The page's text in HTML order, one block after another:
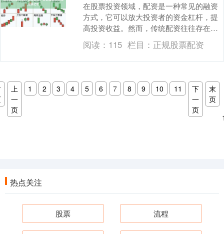
在股票投资领域，配资是一种常见的融资
方式，它可以放大投资者的资金杠杆，提
高投资收益。然而，传统配资往往存在风
险隐患，让投资者后顾无忧。 然而，在使
用网上配资时，....
阅读： 115 栏目： 正规股票配资
上
一
页
1 2 3 4 5 6 7 8 9 10 11
下
一
页
末
页
热点关注
股票 流程